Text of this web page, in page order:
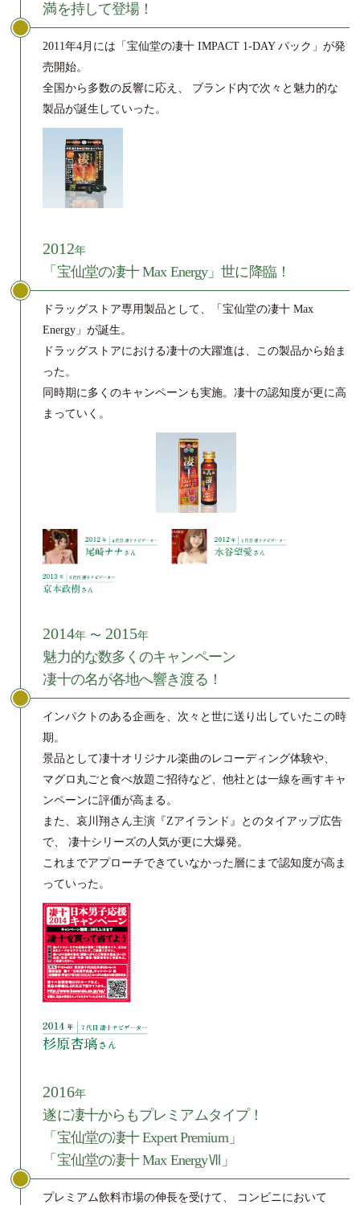
満を持して登場！
2011年4月には「宝仙堂の凄十 IMPACT 1-DAY パック」が発
売開始。
全国から多数の反響に応え、
ブランド内で次々と魅力的な
製品が誕生していった。
2012年
「宝仙堂の凄十 Max Energy」世に降臨！
ドラッグストア専用製品として、
「宝仙堂の凄十 Max
Energy」が誕生。
ドラッグストアにおける凄十の大躍進は、 この製品から始ま
った。
同時期に多くのキャンペーンも実施。凄十の認知度が更に高
まっていく。
2014年 〜 2015年
魅力的な数多くのキャンペーン
凄十の名が各地へ響き渡る！
インパクトのある企画を、次々と世に送り出していたこの時
期。
景品として凄十オリジナル楽曲のレコーディング体験や、
マグロ丸ごと食べ放題ご招待など、他社とは一線を画すキャ
ンペーンに評価が高まる。
また、哀川翔さん主演『Zアイランド』とのタイアップ広告
で、
凄十シリーズの人気が更に大爆発。
これまでアプローチできていなかった層にまで認知度が高ま
っていった。
2016年
遂に凄十からもプレミアムタイプ！
「宝仙堂の凄十 Expert Premium」
「宝仙堂の凄十 Max EnergyⅦ」
プレミアム飲料市場の伸長を受けて、 コンビニにおいて